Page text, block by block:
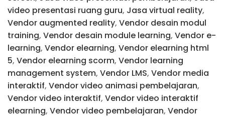
video presentasi ruang guru, Jasa virtual reality,
Vendor augmented reality, Vendor desain modul
training, Vendor desain module learning, Vendor e-
learning, Vendor elearning, Vendor elearning html
5, Vendor elearning scorm, Vendor learning
management system, Vendor LMS, Vendor media
interaktif, Vendor video animasi pembelajaran,
Vendor video interaktif, Vendor video interaktif
elearning, Vendor video pembelajaran, Vendor